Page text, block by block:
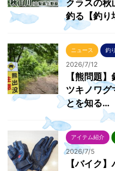
クラスの秋
釣る【釣り
ニュース 釣り
2026/7/12
【熊問題
ツキノワグ
とを知る…
アイテム紹介
2026/7/5
【バイク